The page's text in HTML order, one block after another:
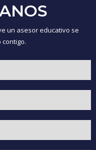
un asesor educativo se